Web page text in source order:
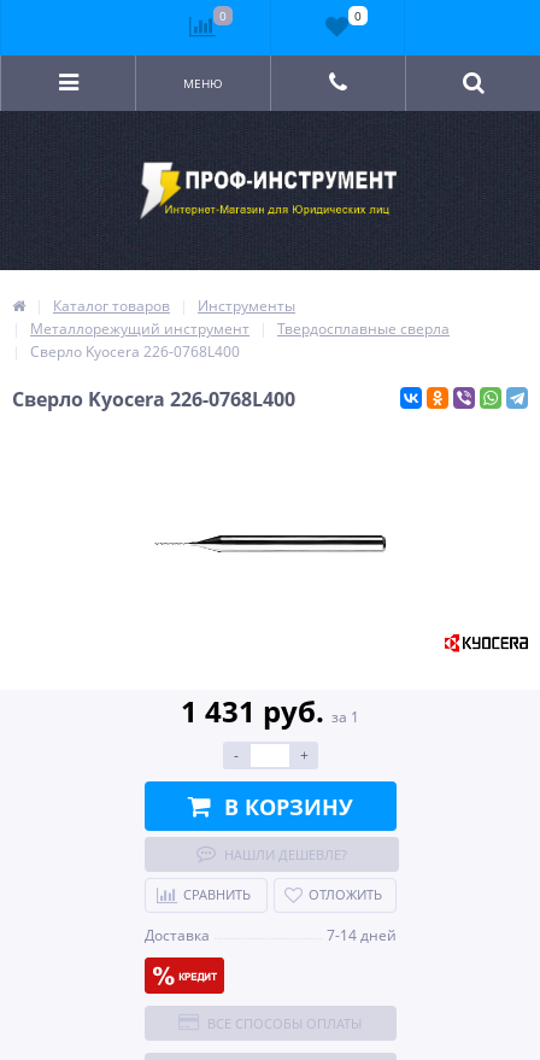
МЕНЮ
Каталог товаров
Инструменты
Металлорежущий инструмент
Твердосплавные сверла
Сверло Kyocera 226-0768L400
Сверло Kyocera 226-0768L400
1 431 руб. за 1
-
+
В КОРЗИНУ
НАШЛИ ДЕШЕВЛЕ?
СРАВНИТЬ ОТЛОЖИТЬ
Доставка 7-14 дней
ВСЕ СПОСОБЫ ОПЛАТЫ
0 0